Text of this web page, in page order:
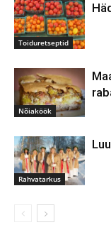
Toiduretseptid
Nõiaköök
Rahvatarkus